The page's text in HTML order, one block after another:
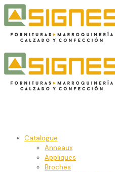
Catalogue
Anneaux
Appliques
Broches